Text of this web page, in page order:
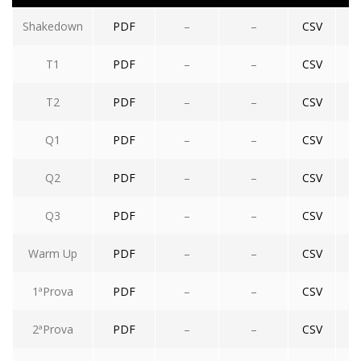
Shakedown PDF – – CSV
T1 PDF – – CSV
T2 PDF – – CSV
Q1 PDF – – CSV
Q2 PDF – – CSV
Q3 PDF – – CSV
Warm Up PDF – – CSV
1ªProva PDF – – CSV
2ªProva PDF – – CSV